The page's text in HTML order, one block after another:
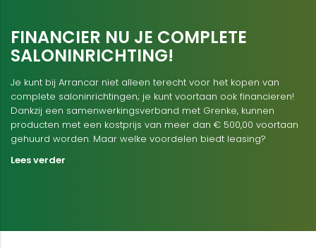
FINANCIER NU JE COMPLETE
SALONINRICHTING!
Je kunt bij Arrancar niet alleen terecht voor het kopen van
complete saloninrichtingen; je kunt voortaan ook financieren!
Dankzij een samenwerkingsverband met Grenke, kunnen
producten met een kostprijs van meer dan € 500,00 voortaan
gehuurd worden. Maar welke voordelen biedt leasing?
Lees verder